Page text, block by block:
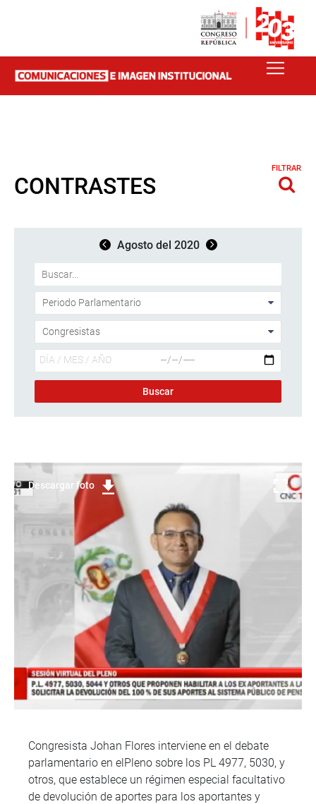
CONTRASTES
FILTRAR
Agosto del 2020
Descargar foto
Congresista Johan Flores interviene en el debate
parlamentario en elPleno sobre los PL 4977, 5030, y
otros, que establece un régimen especial facultativo
de devolución de aportes para los aportantes y